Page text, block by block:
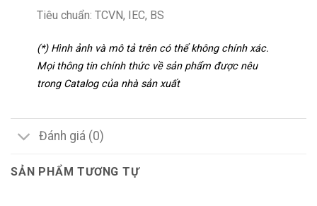
Tiêu chuẩn: TCVN, IEC, BS
(*) Hình ảnh và mô tả trên có thể không chính xác.
Mọi thông tin chính thức về sản phẩm được nêu
trong Catalog của nhà sản xuất
Đánh giá (0)
SẢN PHẨM TƯƠNG TỰ